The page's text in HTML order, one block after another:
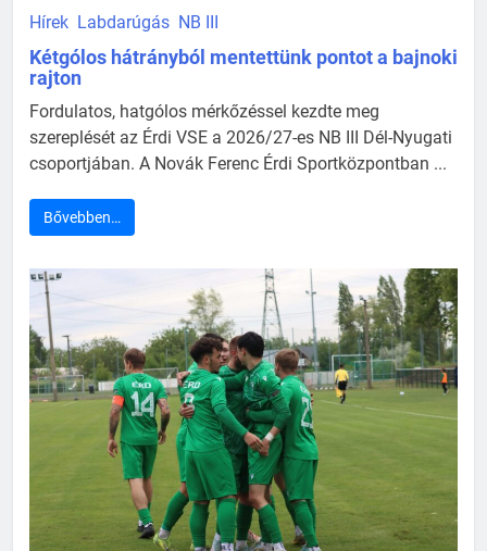
Hírek Labdarúgás NB III
Kétgólos hátrányból mentettünk pontot a bajnoki
rajton
Fordulatos, hatgólos mérkőzéssel kezdte meg
szereplését az Érdi VSE a 2026/27-es NB III Dél-Nyugati
csoportjában. A Novák Ferenc Érdi Sportközpontban ...
Bővebben…